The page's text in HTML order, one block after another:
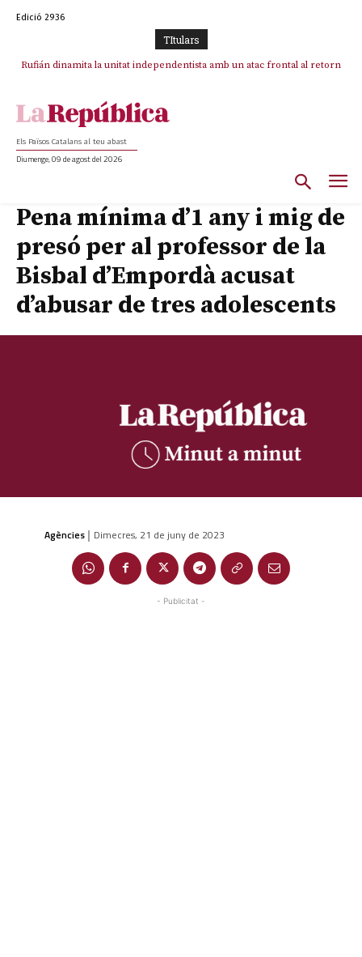
Edició 2936
TItulars
Rufián dinamita la unitat independentista amb un atac frontal al retorn
Els Països Catalans al teu abast
Diumenge, 09 de agost del 2026
Pena mínima d’1 any i mig de
presó per al professor de la
Bisbal d’Empordà acusat
d’abusar de tres adolescents
Agències | Dimecres, 21 de juny de 2023
- Publicitat -